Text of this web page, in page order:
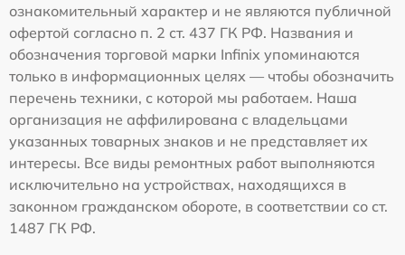
ознакомительный характер и не являются публичной
офертой согласно п. 2 ст. 437 ГК РФ. Названия и
обозначения торговой марки Infinix упоминаются
только в информационных целях — чтобы обозначить
перечень техники, с которой мы работаем. Наша
организация не аффилирована с владельцами
указанных товарных знаков и не представляет их
интересы. Все виды ремонтных работ выполняются
исключительно на устройствах, находящихся в
законном гражданском обороте, в соответствии со ст.
1487 ГК РФ.